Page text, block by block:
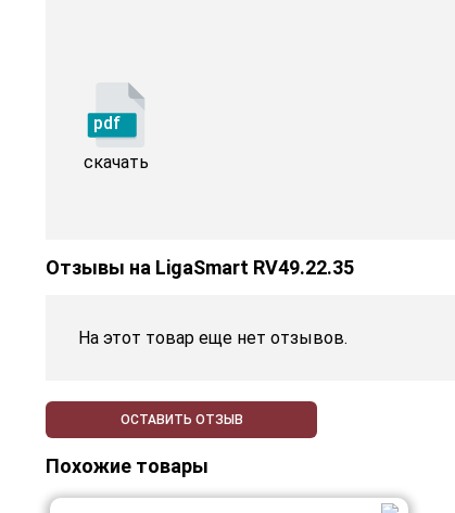
pdf
скачать
Отзывы на LigaSmart RV49.22.35
На этот товар еще нет отзывов.
ОСТАВИТЬ ОТЗЫВ
Похожие товары